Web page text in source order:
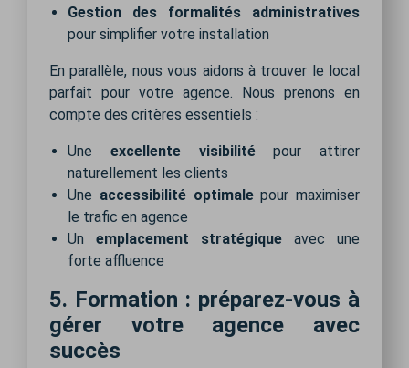
Gestion des formalités administratives
pour simplifier votre installation
En parallèle, nous vous aidons à trouver le local
parfait pour votre agence. Nous prenons en
compte des critères essentiels :
Une excellente visibilitépour attirer
naturellement les clients
Une accessibilité optimalepour maximiser
le trafic en agence
Un emplacement stratégique avec une
forte affluence
5. Formation : préparez-vous à
gérer votre agence avec
succès